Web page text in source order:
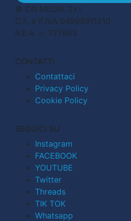
© CN MEDIA S.r.l.
C.F. e P.IVA 04998911210
R.E.A. n. 727803
CONTATTI
Contattaci
Privacy Policy
Cookie Policy
SEGUICI SU
Instagram
FACEBOOK
YOUTUBE
Twitter
Threads
TIK TOK
Whatsapp